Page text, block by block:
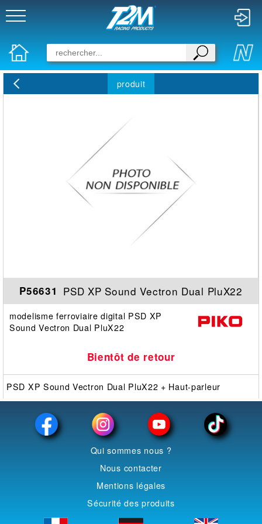
produit
P56631 PSD XP Sound Vectron Dual PluX22
modelisme ferroviaire digital PSD XP
Sound Vectron Dual PluX22
Bientôt de retour
PSD XP Sound Vectron Dual PluX22 + Haut-parleur
Qui sommes nous ?
Nous contacter
Mentions légales
Sécurité des produits